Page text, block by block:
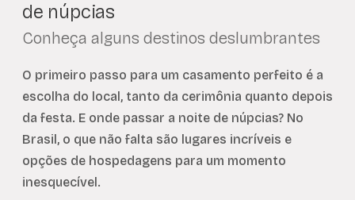
de núpcias
Conheça alguns destinos deslumbrantes
O primeiro passo para um casamento perfeito é a
escolha do local, tanto da cerimônia quanto depois
da festa. E onde passar a noite de núpcias? No
Brasil, o que não falta são lugares incríveis e
opções de hospedagens para um momento
inesquecível.